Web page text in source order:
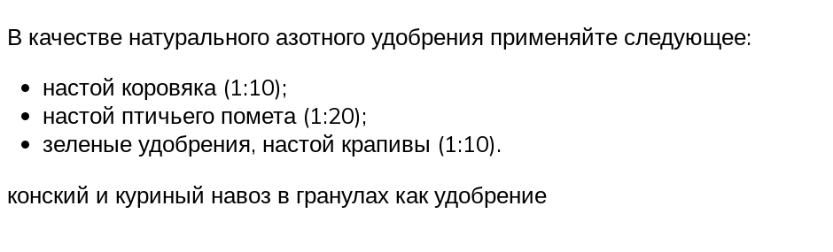
В качестве натурального азотного удобрения применяйте следующее:
настой коровяка (1:10);
настой птичьего помета (1:20);
зеленые удобрения, настой крапивы (1:10).
конский и куриный навоз в гранулах как удобрение